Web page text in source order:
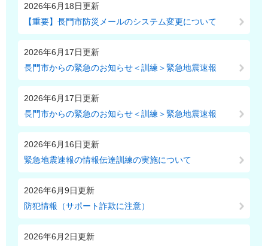
2026年6月18日更新
【重要】長門市防災メールのシステム変更について
2026年6月17日更新
長門市からの緊急のお知らせ＜訓練＞緊急地震速報
2026年6月17日更新
長門市からの緊急のお知らせ＜訓練＞緊急地震速報
2026年6月16日更新
緊急地震速報の情報伝達訓練の実施について
2026年6月9日更新
防犯情報（サポート詐欺に注意）
2026年6月2日更新